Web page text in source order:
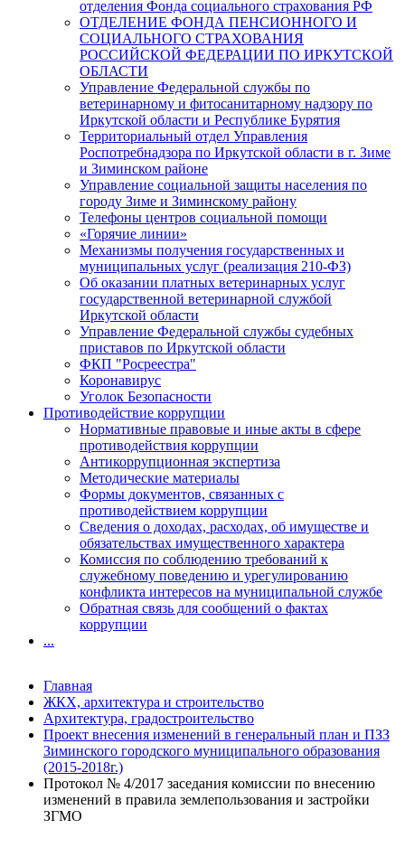
отделения Фонда социального страхования РФ
ОТДЕЛЕНИЕ ФОНДА ПЕНСИОННОГО И
СОЦИАЛЬНОГО СТРАХОВАНИЯ
РОССИЙСКОЙ ФЕДЕРАЦИИ ПО ИРКУТСКОЙ
ОБЛАСТИ
Управление Федеральной службы по
ветеринарному и фитосанитарному надзору по
Иркутской области и Республике Бурятия
Территориальный отдел Управления
Роспотребнадзора по Иркутской области в г. Зиме
и Зиминском районе
Управление социальной защиты населения по
городу Зиме и Зиминскому району
Телефоны центров социальной помощи
«Горячие линии»
Механизмы получения государственных и
муниципальных услуг (реализация 210-ФЗ)
Об оказании платных ветеринарных услуг
государственной ветеринарной службой
Иркутской области
Управление Федеральной службы судебных
приставов по Иркутской области
ФКП "Росреестра"
Коронавирус
Уголок Безопасности
Противодействие коррупции
Нормативные правовые и иные акты в сфере
противодействия коррупции
Антикоррупционная экспертиза
Методические материалы
Формы документов, связанных с
противодействием коррупции
Сведения о доходах, расходах, об имуществе и
обязательствах имущественного характера
Комиссия по соблюдению требований к
служебному поведению и урегулированию
конфликта интересов на муниципальной службе
Обратная связь для сообщений о фактах
коррупции
...
Главная
ЖКХ, архитектура и строительство
Архитектура, градостроительство
Проект внесения изменений в генеральный план и ПЗЗ
Зиминского городского муниципального образования
(2015-2018г.)
Протокол № 4/2017 заседания комиссии по внесению
изменений в правила землепользования и застройки
ЗГМО